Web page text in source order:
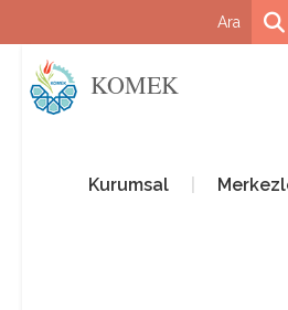
KOMEK
Kurumsal